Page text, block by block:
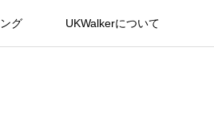
グ UKWalkerについて